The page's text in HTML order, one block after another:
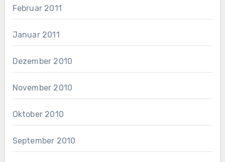
Februar 2011
Januar 2011
Dezember 2010
November 2010
Oktober 2010
September 2010